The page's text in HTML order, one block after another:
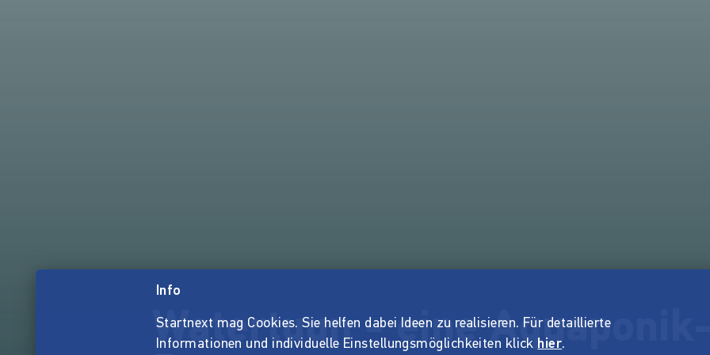
Watertuun - eine
Info
Startnext mag Cookies. Sie helfen dabei Ideen zu realisieren. Für detaillierte
Informationen und individuelle Einstellungsmöglichkeiten klick hier.